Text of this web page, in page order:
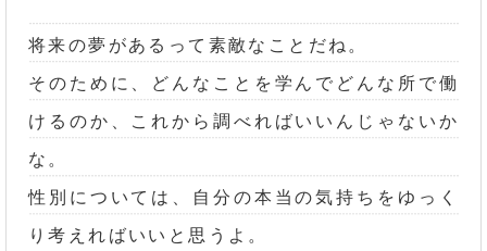
将来の夢があるって素敵なことだね。
そのために、どんなことを学んでどんな所で働
けるのか、これから調べればいいんじゃないか
な。
性別については、自分の本当の気持ちをゆっく
り考えればいいと思うよ。